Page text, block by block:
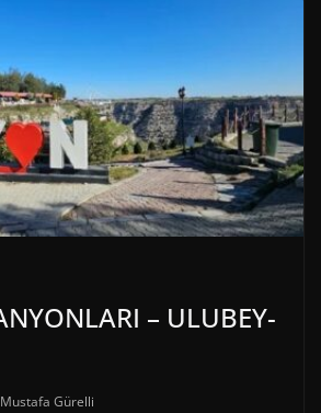
– ULUBEY-
Mustafa Gürelli